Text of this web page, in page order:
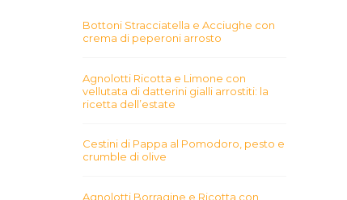
Bottoni Stracciatella e Acciughe con
crema di peperoni arrosto
Agnolotti Ricotta e Limone con
vellutata di datterini gialli arrostiti: la
ricetta dell’estate
Cestini di Pappa al Pomodoro, pesto e
crumble di olive
Agnolotti Borragine e Ricotta con